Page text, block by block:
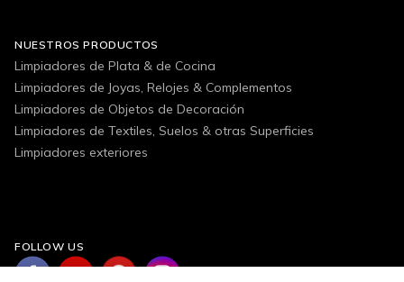
NUESTROS PRODUCTOS
Limpiadores de Plata & de Cocina
Limpiadores de Joyas, Relojes & Complementos
Limpiadores de Objetos de Decoración
Limpiadores de Textiles, Suelos & otras Superficies
Limpiadores exteriores
FOLLOW US